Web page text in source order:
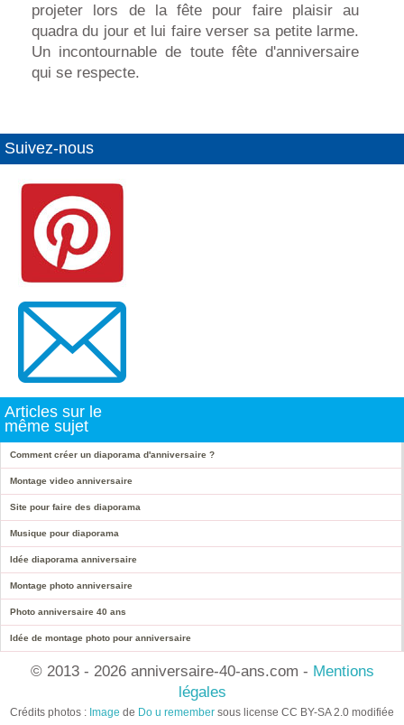
projeter lors de la fête pour faire plaisir au
quadra du jour et lui faire verser sa petite larme.
Un incontournable de toute fête d'anniversaire
qui se respecte.
Suivez-nous
Articles sur le
même sujet
Comment créer un diaporama d'anniversaire ?
Montage video anniversaire
Site pour faire des diaporama
Musique pour diaporama
Idée diaporama anniversaire
Montage photo anniversaire
Photo anniversaire 40 ans
Idée de montage photo pour anniversaire
© 2013 - 2026 anniversaire-40-ans.com - Mentions
légales
Crédits photos : Image de Do u remember sous license CC BY-SA 2.0 modifiée